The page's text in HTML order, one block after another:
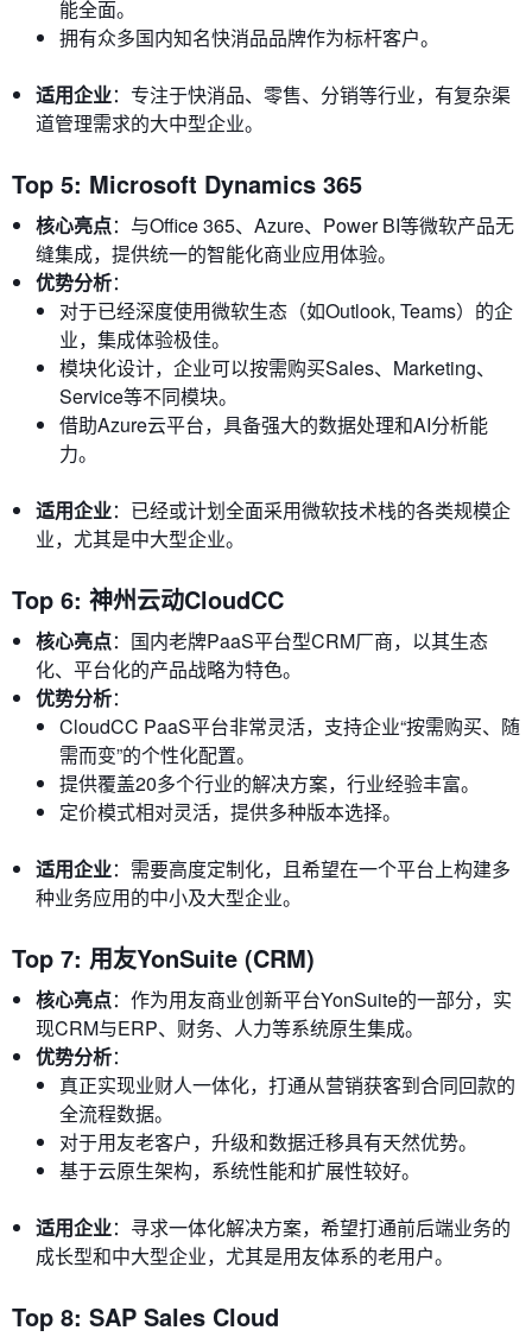
能全面。
拥有众多国内知名快消品品牌作为标杆客户。
适用企业：专注于快消品、零售、分销等行业，有复杂渠
道管理需求的大中型企业。
Top 5: Microsoft Dynamics 365
核心亮点：与Office 365、Azure、Power BI等微软产品无
缝集成，提供统一的智能化商业应用体验。
优势分析：
对于已经深度使用微软生态（如Outlook, Teams）的企
业，集成体验极佳。
模块化设计，企业可以按需购买Sales、Marketing、
Service等不同模块。
借助Azure云平台，具备强大的数据处理和AI分析能
力。
适用企业：已经或计划全面采用微软技术栈的各类规模企
业，尤其是中大型企业。
Top 6: 神州云动CloudCC
核心亮点：国内老牌PaaS平台型CRM厂商，以其生态
化、平台化的产品战略为特色。
优势分析：
CloudCC PaaS平台非常灵活，支持企业“按需购买、随
需而变”的个性化配置。
提供覆盖20多个行业的解决方案，行业经验丰富。
定价模式相对灵活，提供多种版本选择。
适用企业：需要高度定制化，且希望在一个平台上构建多
种业务应用的中小及大型企业。
Top 7: 用友YonSuite (CRM)
核心亮点：作为用友商业创新平台YonSuite的一部分，实
现CRM与ERP、财务、人力等系统原生集成。
优势分析：
真正实现业财人一体化，打通从营销获客到合同回款的
全流程数据。
对于用友老客户，升级和数据迁移具有天然优势。
基于云原生架构，系统性能和扩展性较好。
适用企业：寻求一体化解决方案，希望打通前后端业务的
成长型和中大型企业，尤其是用友体系的老用户。
Top 8: SAP Sales Cloud